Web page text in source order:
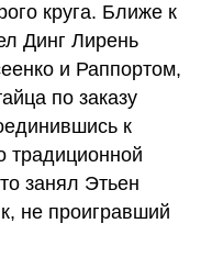
круга. Ближе к
Динг Лирень
и Раппортом,
по заказу
к
традиционной
занял Этьен
не проигравший